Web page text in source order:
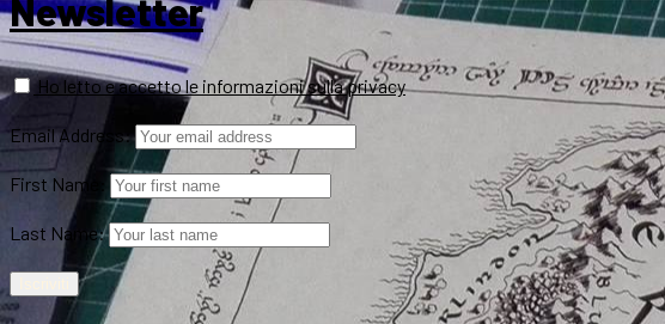
Newsletter
Ho letto e accetto le informazioni sulla privacy
Email Address:
First Name:
Last Name: